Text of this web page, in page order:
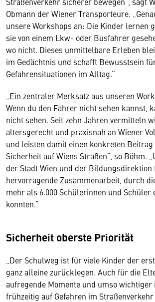
Obmann der Wiener Transporteure.
unsere Workshops an: Die Kinder lernen
sie von einem Lkw- oder Busfahrer
wo nicht. Dieses unmittelbare Erleben
im Gedächtnis und schafft Bewusstsein
Gefahrensituationen im Alltag.“
„Ein zentraler Merksatz aus unseren
Wenn du den Fahrer nicht sehen kannst,
nicht sehen. Seit zehn Jahren vermitteln
altersgerecht und praxisnah an Wiener
und leisten damit einen konkreten
Sicherheit auf Wiens Straßen“, so Böhm.
der Stadt Wien und der Bildungsdirektion
hervorragende Zusammenarbeit, durch
mehr als 6.000 Schülerinnen und Schüler
konnten.“
Sicherheit oberste Priorität
„Der Schulweg ist für viele Kinder der
ganz alleine zurücklegen. Auch für die
aufregende Momente und umso wichtiger
frühzeitig auf Gefahren im